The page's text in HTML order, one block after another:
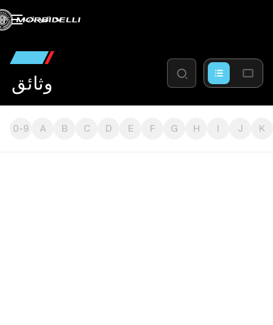
الموديلات
وثائق
0-9 A B C D E F G H I J K